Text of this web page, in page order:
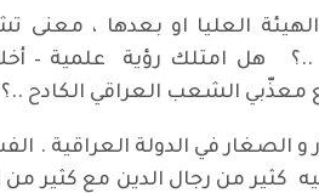
العليا او بعدها ، معنى
هل امتلك رؤية علمية –
الشعب العراقي الكادح ..؟
في الدولة العراقية .
من رجال الدين مع كثير من